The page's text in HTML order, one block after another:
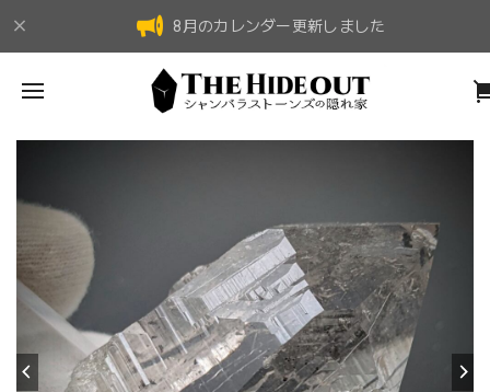
8月のカレンダー更新しました